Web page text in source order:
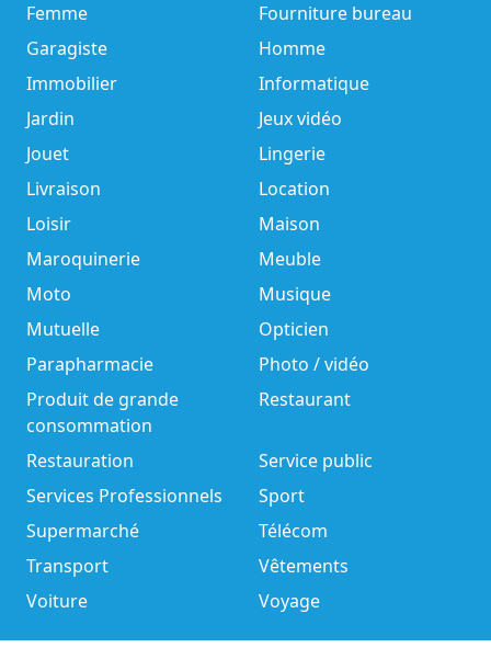
Femme
Fourniture bureau
Garagiste
Homme
Immobilier
Informatique
Jardin
Jeux vidéo
Jouet
Lingerie
Livraison
Location
Loisir
Maison
Maroquinerie
Meuble
Moto
Musique
Mutuelle
Opticien
Parapharmacie
Photo / vidéo
Produit de grande
consommation
Restaurant
Restauration
Service public
Services Professionnels
Sport
Supermarché
Télécom
Transport
Vêtements
Voiture
Voyage